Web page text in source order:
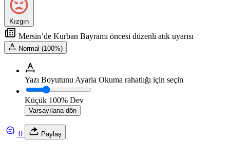
Kızgın
Mersin’de Kurban Bayramı öncesi düzenli atık uyarısı
Normal (100%)
Yazı Boyutunu Ayarla Okuma rahatlığı için seçin
Küçük 100% Dev
Varsayılana dön
0 Paylaş